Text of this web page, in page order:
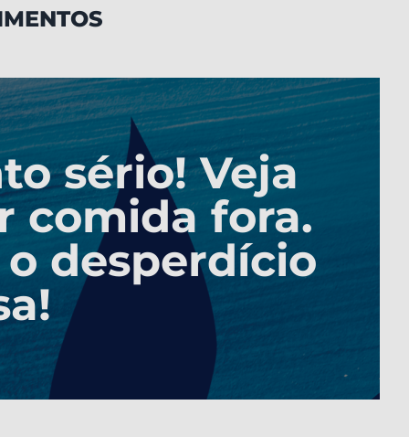
sério! Veja
comida fora.
desperdício